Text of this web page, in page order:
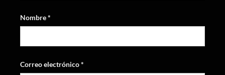
Nombre*
Correo electrónico*